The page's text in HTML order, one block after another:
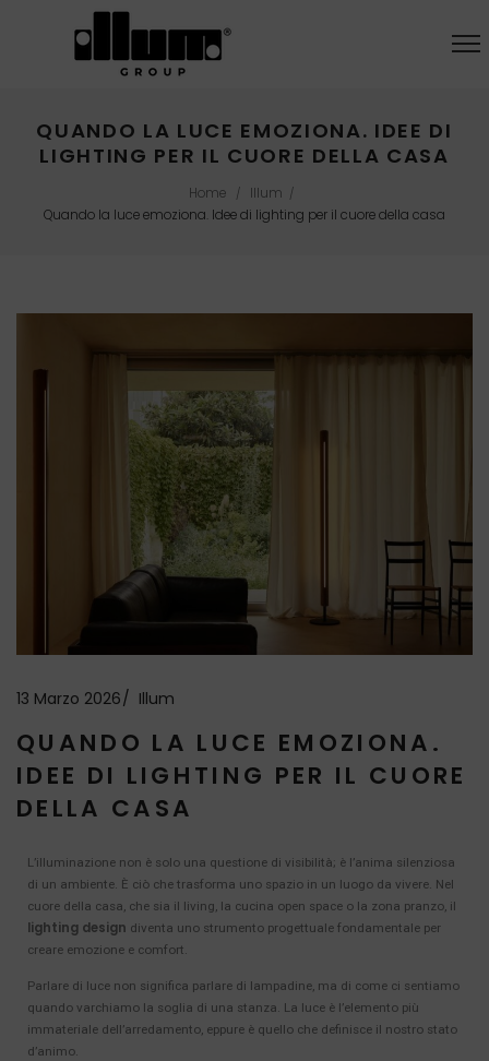
QUANDO LA LUCE EMOZIONA. IDEE DI
LIGHTING PER IL CUORE DELLA CASA
Home / Illum /
Quando la luce emoziona. Idee di lighting per il cuore della casa
13 Marzo 2026 Illum
QUANDO LA LUCE EMOZIONA.
IDEE DI LIGHTING PER IL CUORE
DELLA CASA
L’illuminazione non è solo una questione di visibilità; è l’anima silenziosa
di un ambiente. È ciò che trasforma uno spazio in un luogo da vivere. Nel
cuore della casa, che sia il living, la cucina open space o la zona pranzo, il
lighting design diventa uno strumento progettuale fondamentale per
creare emozione e comfort.
Parlare di luce non significa parlare di lampadine, ma di come ci sentiamo
quando varchiamo la soglia di una stanza. La luce è l’elemento più
immateriale dell’arredamento, eppure è quello che definisce il nostro stato
d’animo.